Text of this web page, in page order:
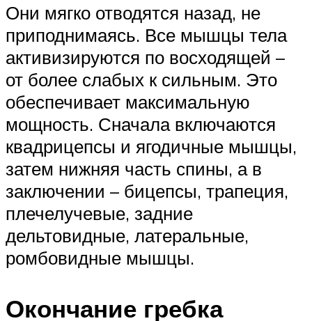
Они мягко отводятся назад, не
приподнимаясь. Все мышцы тела
активизируются по восходящей –
от более слабых к сильным. Это
обеспечивает максимальную
мощность. Сначала включаются
квадрицепсы и ягодичные мышцы,
затем нижняя часть спины, а в
заключении – бицепсы, трапеция,
плечелучевые, задние
дельтовидные, латеральные,
ромбовидные мышцы.
Окончание гребка